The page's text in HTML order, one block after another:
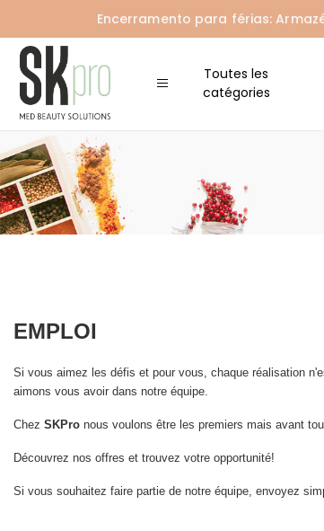
Encerramento para férias:
Toutes les
catégories
EMPLOI
Si vous aimez les défis et pour vous, chaque réalisation
aimons vous avoir dans notre équipe.
Chez SKPro nous voulons être les premiers mais avant
Découvrez nos offres et trouvez votre opportunité!
Si vous souhaitez faire partie de notre équipe, envoyez